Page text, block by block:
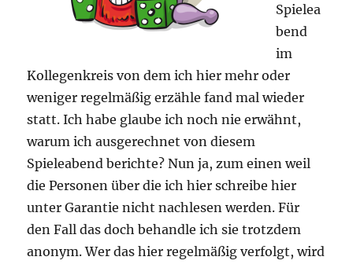
Spielea
bend
im
Kollegenkreis von dem ich hier mehr oder
weniger regelmäßig erzähle fand mal wieder
statt. Ich habe glaube ich noch nie erwähnt,
warum ich ausgerechnet von diesem
Spieleabend berichte? Nun ja, zum einen weil
die Personen über die ich hier schreibe hier
unter Garantie nicht nachlesen werden. Für
den Fall das doch behandle ich sie trotzdem
anonym. Wer das hier regelmäßig verfolgt, wird